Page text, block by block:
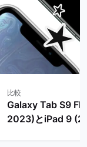
比較
Galaxy Tab S9
2023)とiPad 9